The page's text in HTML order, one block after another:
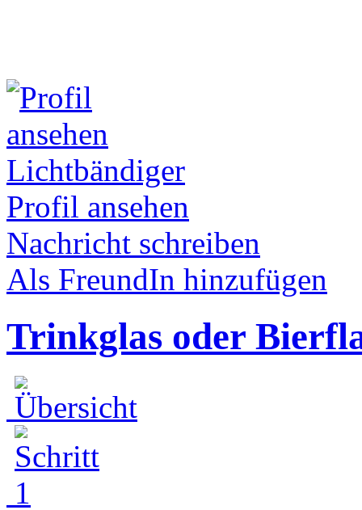
Lichtbändiger
Profil ansehen
Nachricht schreiben
Als FreundIn hinzufügen
Trinkglas oder